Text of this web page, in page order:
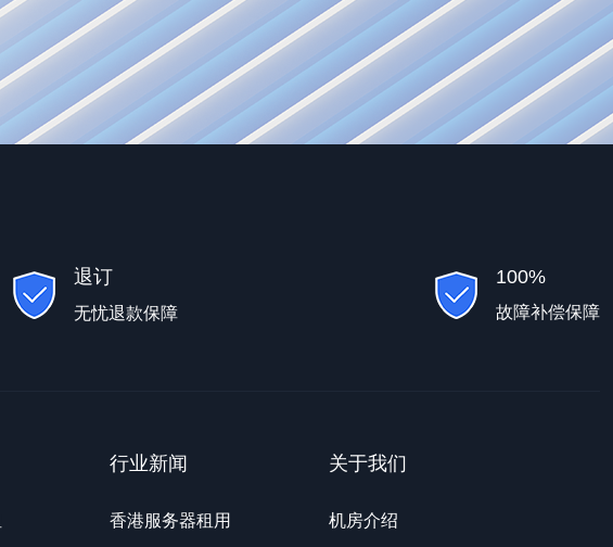
退订
无忧退款保障
100%
故障补偿保障
行业新闻
香港服务器租用
关于我们
机房介绍